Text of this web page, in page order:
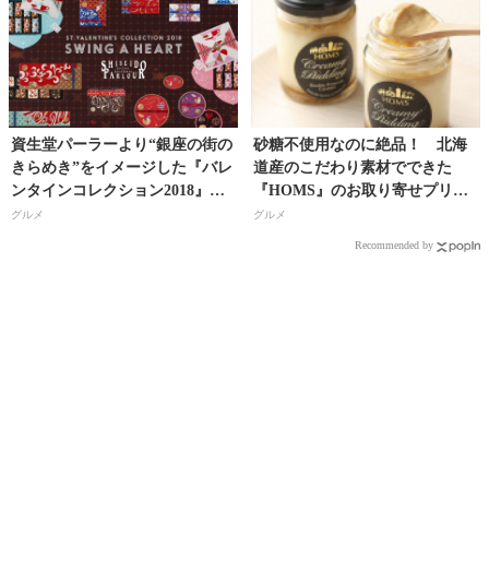
資生堂パーラーより“銀座の街の
きらめき”をイメージした『バレ
ンタインコレクション2018』を
2018年1月15日（月）より限定発
グルメ
砂糖不使用なのに絶品！ 北海
道産のこだわり素材でできた
『HOMS』のお取り寄せプリ
ン！
グルメ
Recommended by